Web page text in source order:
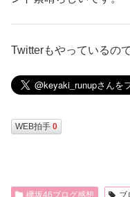
Twitterもやっているの
WEB拍手 0
欅坂46ブログ感想 ブ